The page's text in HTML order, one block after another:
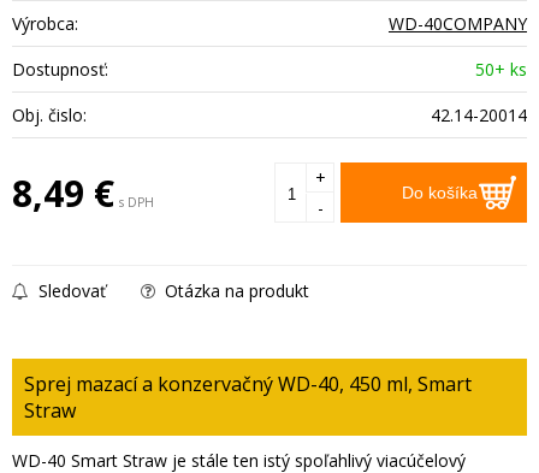
Výrobca:
WD-40COMPANY
Dostupnosť:
50+ ks
Obj. čislo:
42.14-20014
8,49 € s DPH Do košíka
+
-
Sledovať Otázka na produkt
Sprej mazací a konzervačný WD-40, 450 ml, Smart
Straw
WD-40 Smart Straw je stále ten istý spoľahlivý viacúčelový